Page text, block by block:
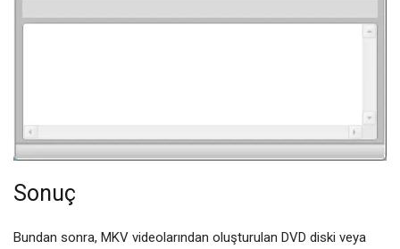
Sonuç
Bundan sonra, MKV videolarından oluşturulan DVD diski veya